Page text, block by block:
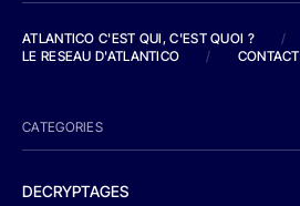
ATLANTICO C'EST QUI, C'EST QUOI ?
/
LE RESEAU D'ATLANTICO
/ CONTACT
CATEGORIES
DECRYPTAGES